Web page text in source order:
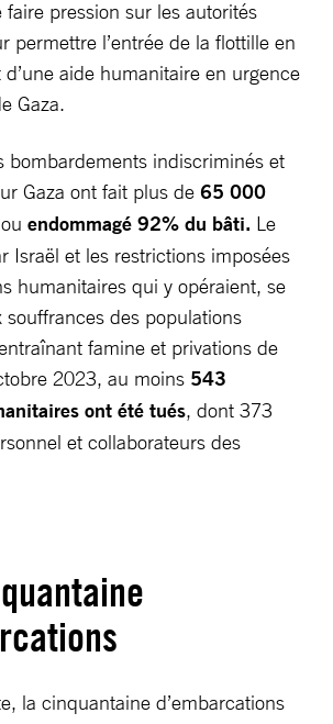
pression sur les autorités
permettre l’entrée de la flottille en
aide humanitaire en urgence
Gaza.
bombardements indiscriminés et
Gaza ont fait plus de 65 000
endommagé 92% du bâti. Le
Israël et les restrictions imposées
humanitaires qui y opéraient, se
souffrances des populations
famine et privations de
2023, au moins 543
ont été tués, dont 373
et collaborateurs des
la cinquantaine d’embarcations